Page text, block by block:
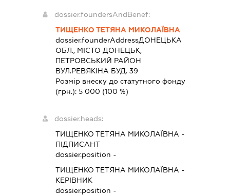
dossier.foundersAndBenef:
ТИЩЕНКО ТЕТЯНА МИКОЛАЇВНА
dossier.founderAddressДОНЕЦЬКА
ОБЛ., МІСТО ДОНЕЦЬК,
ПЕТРОВСЬКИЙ РАЙОН
ВУЛ.РЕВЯКІНА БУД. 39
Розмір внеску до статутного фонду
(грн.): 5 000 (100 %)
dossier.heads:
ТИЩЕНКО ТЕТЯНА МИКОЛАЇВНА -
ПІДПИСАНТ
dossier.position -
ТИЩЕНКО ТЕТЯНА МИКОЛАЇВНА -
КЕРІВНИК
dossier.position -